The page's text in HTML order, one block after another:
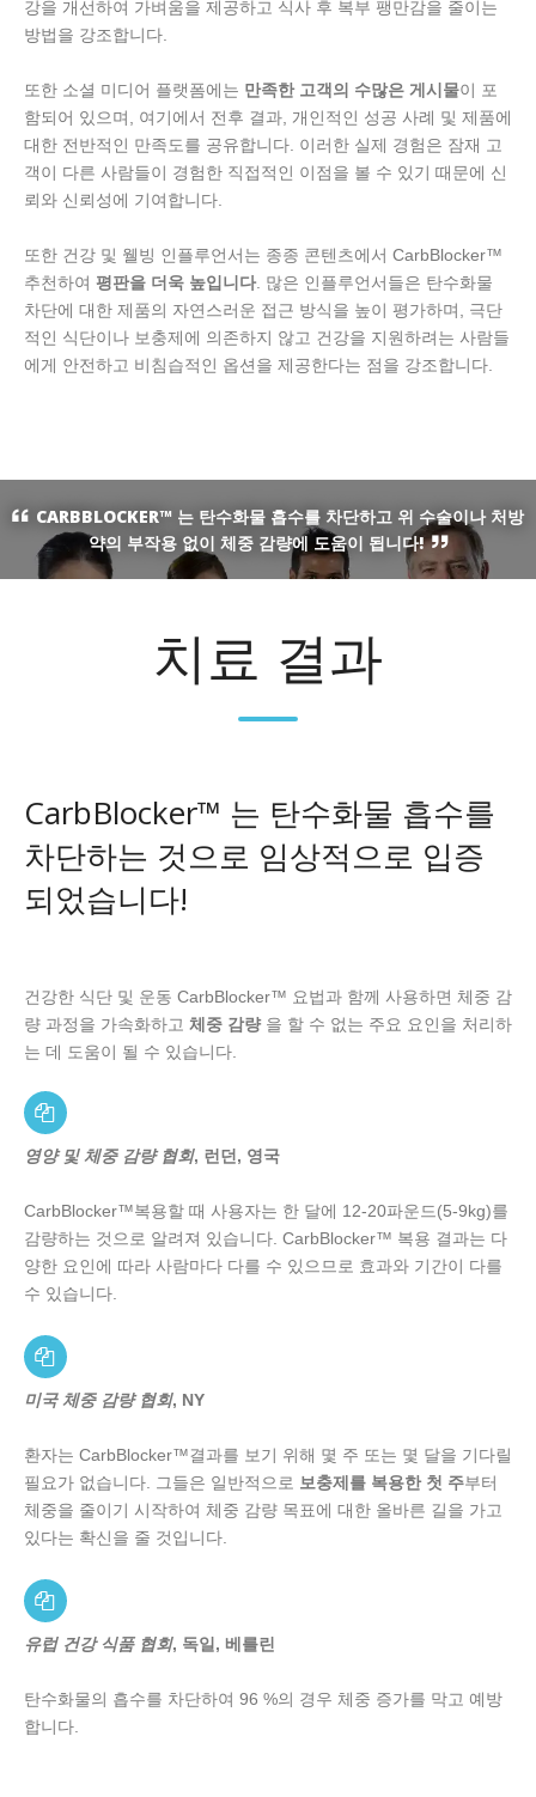
강을 개선하여 가벼움을 제공하고 식사 후 복부 팽만감을 줄이는
방법을 강조합니다.
또한 소셜 미디어 플랫폼에는 만족한 고객의 수많은 게시물이 포
함되어 있으며, 여기에서 전후 결과, 개인적인 성공 사례 및 제품에
대한 전반적인 만족도를 공유합니다. 이러한 실제 경험은 잠재 고
객이 다른 사람들이 경험한 직접적인 이점을 볼 수 있기 때문에 신
뢰와 신뢰성에 기여합니다.
또한 건강 및 웰빙 인플루언서는 종종 콘텐츠에서 CarbBlocker™
추천하여 평판을 더욱 높입니다. 많은 인플루언서들은 탄수화물
차단에 대한 제품의 자연스러운 접근 방식을 높이 평가하며, 극단
적인 식단이나 보충제에 의존하지 않고 건강을 지원하려는 사람들
에게 안전하고 비침습적인 옵션을 제공한다는 점을 강조합니다.
CARBBLOCKER™ 는 탄수화물 흡수를 차단하고 위 수술이나 처방
약의 부작용 없이 체중 감량에 도움이 됩니다!
치료 결과
CarbBlocker™ 는 탄수화물 흡수를
차단하는 것으로 임상적으로 입증
되었습니다!
건강한 식단 및 운동 CarbBlocker™ 요법과 함께 사용하면 체중 감
량 과정을 가속화하고 체중 감량을 할 수 없는 주요 요인을 처리하
는 데 도움이 될 수 있습니다.
영양 및 체중 감량 협회, 런던, 영국
CarbBlocker™복용할 때 사용자는 한 달에 12-20파운드(5-9kg)를
감량하는 것으로 알려져 있습니다. CarbBlocker™ 복용 결과는 다
양한 요인에 따라 사람마다 다를 수 있으므로 효과와 기간이 다를
수 있습니다.
미국 체중 감량 협회, NY
환자는 CarbBlocker™결과를 보기 위해 몇 주 또는 몇 달을 기다릴
필요가 없습니다. 그들은 일반적으로 보충제를 복용한 첫 주부터
체중을 줄이기 시작하여 체중 감량 목표에 대한 올바른 길을 가고
있다는 확신을 줄 것입니다.
유럽 건강 식품 협회, 독일, 베를린
탄수화물의 흡수를 차단하여 96 %의 경우 체중 증가를 막고 예방
합니다.